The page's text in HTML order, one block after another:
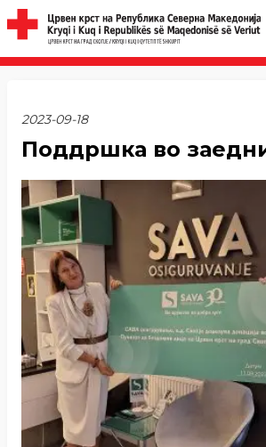
2023-09-18
Поддршка во